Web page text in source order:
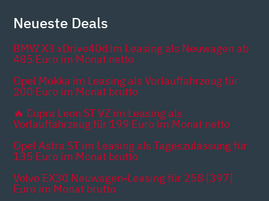
Neueste Deals
BMW X3 xDrive40d im Leasing als Neuwagen ab
485 Euro im Monat netto
Opel Mokka im Leasing als Vorlauffahrzeug für
200 Euro im Monat brutto
🔥 Cupra Leon ST VZ im Leasing als
Vorlauffahrzeug für 199 Euro im Monat netto
Opel Astra ST im Leasing als Tageszulassung für
135 Euro im Monat brutto
Volvo EX30 Neuwagen-Leasing für 258 [397]
Euro im Monat brutto